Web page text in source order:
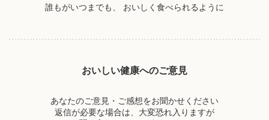
誰もがいつまでも、 おいしく食べられるように
おいしい健康へのご意見
あなたのご意見・ご感想をお聞かせください
返信が必要な場合は、大変恐れ入りますが